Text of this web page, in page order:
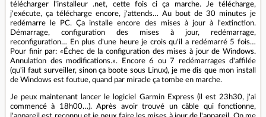
télécharger l'installeur .net, cette fois ci ça marche. Je télécharge,
j'exécute, ça télécharge encore, j'attends… Au bout de 30 minutes je
redémarre le PC. Ça installe encore des mises à jour à l'extinction.
Démarrage, configuration des mises à jour, redémarrage,
reconfiguration… En plus d'une heure je crois qu'il a redémarré 5 fois…
Pour finir par: «Échec de la configuration des mises à jour de Windows.
Annulation des modifications.». Encore 6 ou 7 redémarrages d'affilée
(qu'il faut surveiller, sinon ça boote sous Linux), je me dis que mon install
de Windows est foutue, quand par miracle ça tombe en marche.
Je peux maintenant lancer le logiciel Garmin Express (il est 23h30, j'ai
commencé à 18h00…). Après avoir trouvé un câble qui fonctionne,